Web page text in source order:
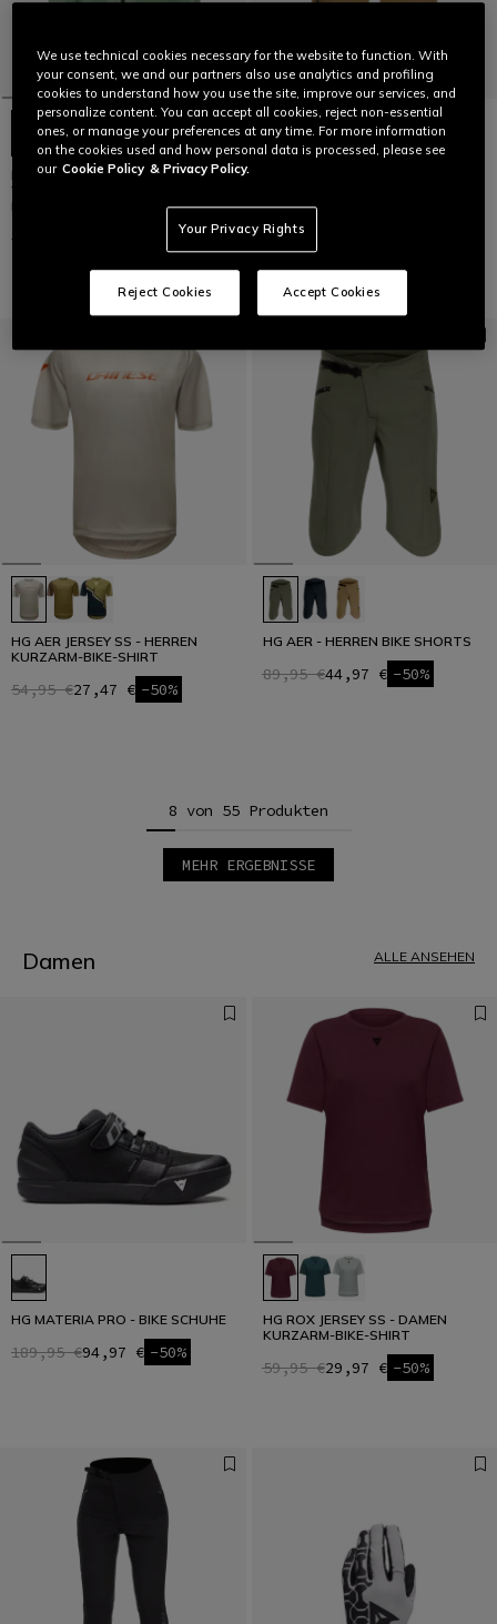
HGC SHELL LIGHT -
WASSERFESTE HERRENJACKE
BIKE
159,95 € -50%
99,95 €
HG AER JERSEY SS - HERREN
KURZARM-BIKE-SHIRT
54,95 €27,47 € -50%
HG AER - HERREN BIKE SHORTS
89,95 €44,97 € -50%
8 von 55 Produkten
MEHR ERGEBNISSE
6
Damen ALLE ANSEHEN
HG MATERIA PRO - BIKE SCHUHE
189,95 €94,97 € -50%
HG ROX JERSEY SS - DAMEN
KURZARM-BIKE-SHIRT
59,95 €29,97 € -50%
We use technical cookies necessary for the website to function. With
your consent, we and our partners also use analytics and profiling
cookies to understand how you use the site, improve our services, and
personalize content. You can accept all cookies, reject non-essential
ones, or manage your preferences at any time. For more information
on the cookies used and how personal data is processed, please see
our Cookie Policy & Privacy Policy.
Your Privacy Rights
Reject Cookies Accept Cookies